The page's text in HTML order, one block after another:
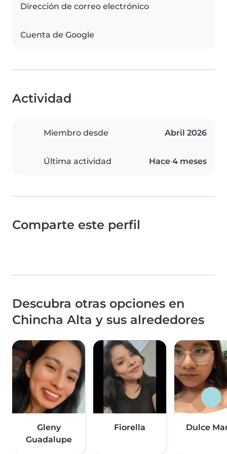
Dirección de correo electrónico
Cuenta de Google
Actividad
Miembro desde Abril 2026
Última actividad Hace 4 meses
Comparte este perfil
Descubra otras opciones en
Chincha Alta y sus alrededores
Gleny
Guadalupe
Fiorella Dulce